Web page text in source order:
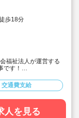
歩18分
福祉法人が運営する
です！
り）☆
す！
交通費支給
人を見る